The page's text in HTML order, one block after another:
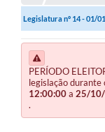
Legislatura nº 14 - 01/
PERÍODO
legislação
12:00:00a 25/
.